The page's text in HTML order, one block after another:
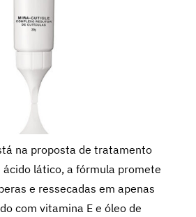
na proposta de tratamento
ácido lático, a fórmula promete
e ressecadas em apenas
com vitamina E e óleo de